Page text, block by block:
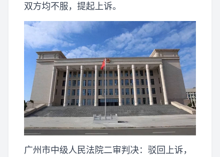
双方均不服，提起上诉。
广州市中级人民法院二审判决：驳回上诉，